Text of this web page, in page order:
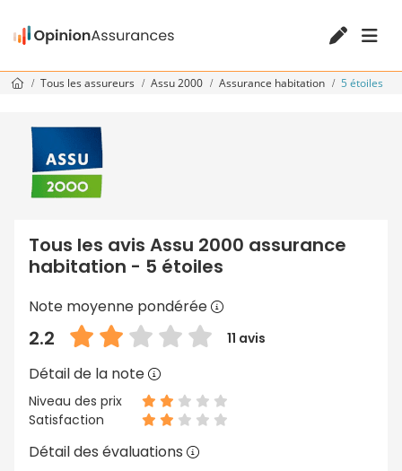
Tous les assureurs Assu 2000 Assurance habitation 5 étoiles
Tous les avis Assu 2000 assurance
habitation - 5 étoiles
Note moyenne pondérée
2.2 11 avis
Détail de la note
Niveau des prix
Satisfaction
Détail des évaluations